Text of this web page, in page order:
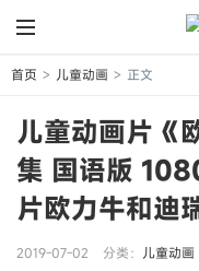
首页 > 儿童动画 > 正文
儿童动画片《
集 国语版
片欧力牛和迪
2019-07-02 分类： 儿童动画